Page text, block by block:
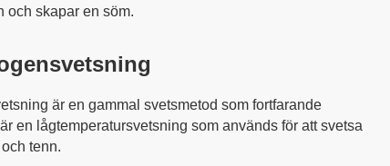
och skapar en söm.
är en gammal svetsmetod som fortfarande
en lågtemperatursvetsning som används för att svetsa
tenn.